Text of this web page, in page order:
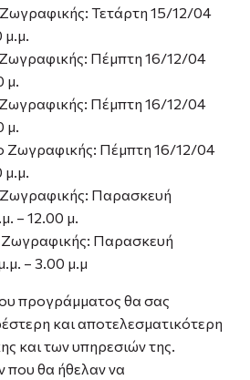
Τετάρτη 15/12/04
μ.μ.
Πέμπτη 16/12/04
μ.
Πέμπτη 16/12/04
μ.
Ζωγραφικής: Πέμπτη 16/12/04
μ.μ.
Ζωγραφικής: Παρασκευή
– 12.00 μ.
Ζωγραφικής: Παρασκευή
– 3.00 μ.μ
προγράμματος θα σας
και αποτελεσματικότερη
και των υπηρεσιών της.
που θα ήθελαν να